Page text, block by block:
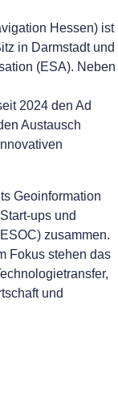
Hessen) ist
in Darmstadt und
(ESA). Neben
2024 den Ad
Austausch
Geoinformation
ups und
zusammen.
Fokus stehen das
und